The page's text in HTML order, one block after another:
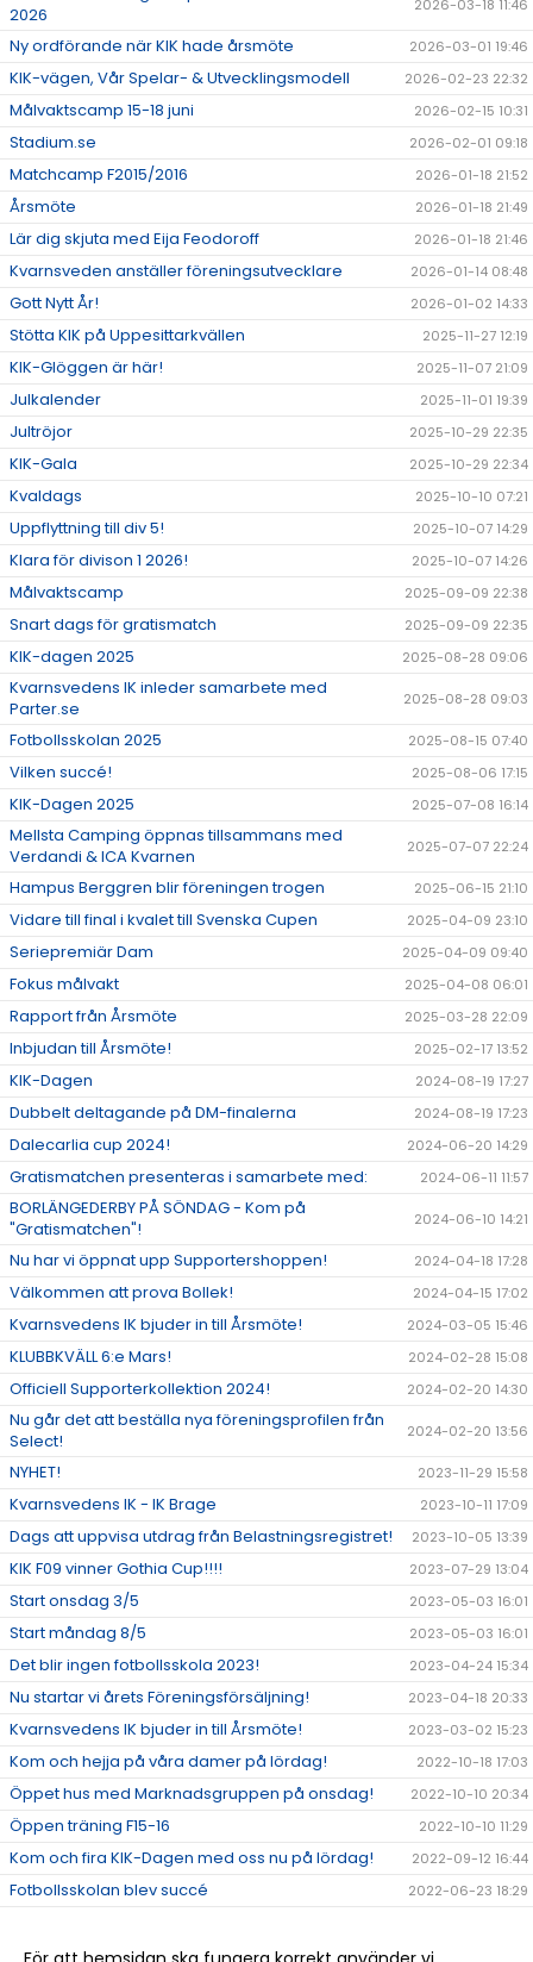
2026
2026-03-18 11:46
Ny ordförande när KIK hade årsmöte 2026-03-01 19:46
KIK-vägen, Vår Spelar- & Utvecklingsmodell 2026-02-23 22:32
Målvaktscamp 15-18 juni 2026-02-15 10:31
Stadium.se 2026-02-01 09:18
Matchcamp F2015/2016 2026-01-18 21:52
Årsmöte 2026-01-18 21:49
Lär dig skjuta med Eija Feodoroff 2026-01-18 21:46
Kvarnsveden anställer föreningsutvecklare 2026-01-14 08:48
Gott Nytt År! 2026-01-02 14:33
Stötta KIK på Uppesittarkvällen 2025-11-27 12:19
KIK-Glöggen är här! 2025-11-07 21:09
Julkalender 2025-11-01 19:39
Jultröjor 2025-10-29 22:35
KIK-Gala 2025-10-29 22:34
Kvaldags 2025-10-10 07:21
Uppflyttning till div 5! 2025-10-07 14:29
Klara för divison 1 2026! 2025-10-07 14:26
Målvaktscamp 2025-09-09 22:38
Snart dags för gratismatch 2025-09-09 22:35
KIK-dagen 2025 2025-08-28 09:06
Kvarnsvedens IK inleder samarbete med
Parter.se
2025-08-28 09:03
Fotbollsskolan 2025 2025-08-15 07:40
Vilken succé! 2025-08-06 17:15
KIK-Dagen 2025 2025-07-08 16:14
Mellsta Camping öppnas tillsammans med
Verdandi & ICA Kvarnen
2025-07-07 22:24
Hampus Berggren blir föreningen trogen 2025-06-15 21:10
Vidare till final i kvalet till Svenska Cupen 2025-04-09 23:10
Seriepremiär Dam 2025-04-09 09:40
Fokus målvakt 2025-04-08 06:01
Rapport från Årsmöte 2025-03-28 22:09
Inbjudan till Årsmöte! 2025-02-17 13:52
KIK-Dagen 2024-08-19 17:27
Dubbelt deltagande på DM-finalerna 2024-08-19 17:23
Dalecarlia cup 2024! 2024-06-20 14:29
Gratismatchen presenteras i samarbete med: 2024-06-11 11:57
BORLÄNGEDERBY PÅ SÖNDAG - Kom på
"Gratismatchen"!
2024-06-10 14:21
Nu har vi öppnat upp Supportershoppen! 2024-04-18 17:28
Välkommen att prova Bollek! 2024-04-15 17:02
Kvarnsvedens IK bjuder in till Årsmöte! 2024-03-05 15:46
KLUBBKVÄLL 6:e Mars! 2024-02-28 15:08
Officiell Supporterkollektion 2024! 2024-02-20 14:30
Nu går det att beställa nya föreningsprofilen från
Select!
2024-02-20 13:56
NYHET! 2023-11-29 15:58
Kvarnsvedens IK - IK Brage 2023-10-11 17:09
Dags att uppvisa utdrag från Belastningsregistret! 2023-10-05 13:39
KIK F09 vinner Gothia Cup!!!! 2023-07-29 13:04
Start onsdag 3/5 2023-05-03 16:01
Start måndag 8/5 2023-05-03 16:01
Det blir ingen fotbollsskola 2023! 2023-04-24 15:34
Nu startar vi årets Föreningsförsäljning! 2023-04-18 20:33
Kvarnsvedens IK bjuder in till Årsmöte! 2023-03-02 15:23
Kom och hejja på våra damer på lördag! 2022-10-18 17:03
Öppet hus med Marknadsgruppen på onsdag! 2022-10-10 20:34
Öppen träning F15-16 2022-10-10 11:29
Kom och fira KIK-Dagen med oss nu på lördag! 2022-09-12 16:44
Fotbollsskolan blev succé 2022-06-23 18:29
Medlemsinformation 2022-05-30 12:09